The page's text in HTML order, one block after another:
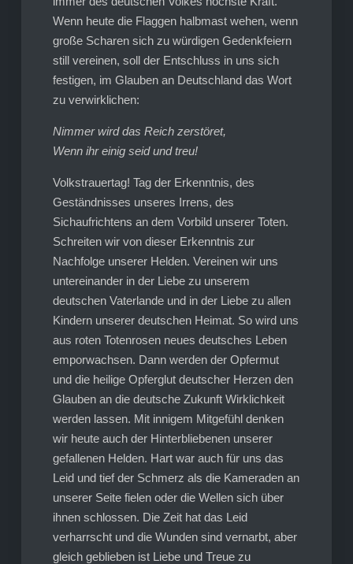
Wenn heute die Flaggen halbmast wehen, wenn
große Scharen sich zu würdigen Gedenkfeiern
still vereinen, soll der Entschluss in uns sich
festigen, im Glauben an Deutschland das Wort
zu verwirklichen:
Nimmer wird das Reich zerstöret,
Wenn ihr einig seid und treu!
Volkstrauertag! Tag der Erkenntnis, des
Geständnisses unseres Irrens, des
Sichaufrichtens an dem Vorbild unserer Toten.
Schreiten wir von dieser Erkenntnis zur
Nachfolge unserer Helden. Vereinen wir uns
untereinander in der Liebe zu unserem
deutschen Vaterlande und in der Liebe zu allen
Kindern unserer deutschen Heimat. So wird uns
aus roten Totenrosen neues deutsches Leben
emporwachsen. Dann werden der Opfermut
und die heilige Opferglut deutscher Herzen den
Glauben an die deutsche Zukunft Wirklichkeit
werden lassen. Mit innigem Mitgefühl denken
wir heute auch der Hinterbliebenen unserer
gefallenen Helden. Hart war auch für uns das
Leid und tief der Schmerz als die Kameraden an
unserer Seite fielen oder die Wellen sich über
ihnen schlossen. Die Zeit hat das Leid
verharrscht und die Wunden sind vernarbt, aber
gleich geblieben ist Liebe und Treue zu